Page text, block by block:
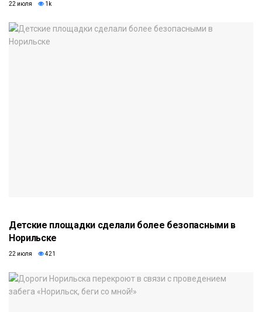
22 июля 1k
Детские площадки сделали более безопасными в
Норильске
22 июля 421